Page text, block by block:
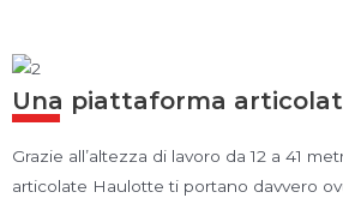
Una piattaforma
Grazie all’altezza di lavoro da 12 a 41
articolate Haulotte ti portano davvero